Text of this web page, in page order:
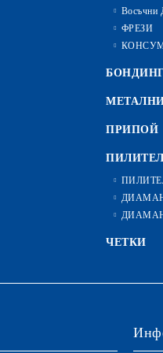
Восъчни
ФРЕЗИ
ПРИПОЙ
ЧЕТКИ